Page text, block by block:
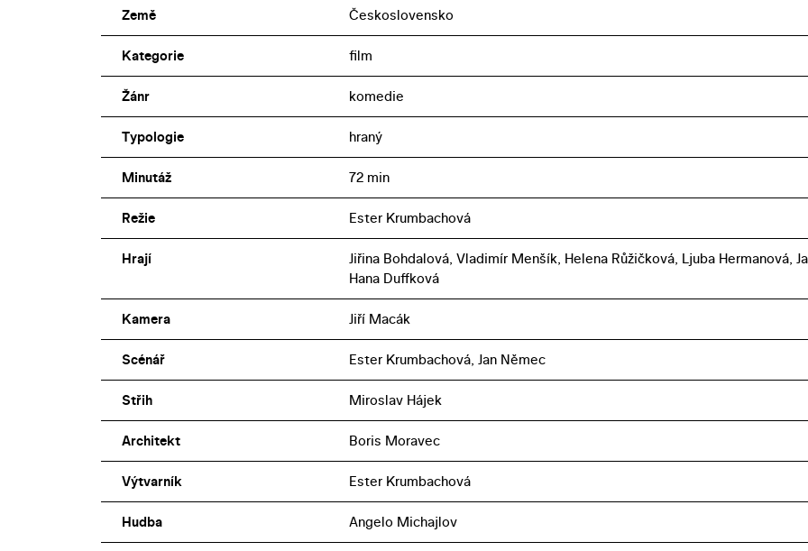
Země Československo
Kategorie film
Žánr komedie
Typologie hraný
Minutáž 72 min
Režie Ester Krumbachová
Hrají
Jiřina Bohdalová, Vladimír Menšík, Helena Růžičková, Ljuba Hermanová,
Hana Duffková
Kamera Jiří Macák
Scénář Ester Krumbachová, Jan Němec
Střih Miroslav Hájek
Architekt Boris Moravec
Výtvarník Ester Krumbachová
Hudba Angelo Michajlov